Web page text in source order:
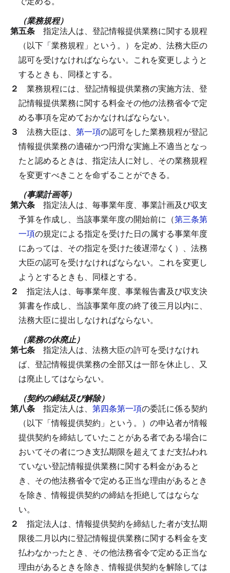
（業務規程）
第五条 指定法人は、登記情報提供業務に関する規程
（以下「業務規程」という。）を定め、法務大臣の
認可を受けなければならない。 これを変更しようと
するときも、同様とする。
２ 業務規程には、登記情報提供業務の実施方法、登
記情報提供業務に関する料金その他の法務省令で定
める事項を定めておかなければならない。
３ 法務大臣は、 第一項の認可をした業務規程が登記
情報提供業務の適確かつ円滑な実施上不適当となっ
たと認めるときは、指定法人に対し、その業務規程
を変更すべきことを命ずることができる。
（事業計画等）
第六条 指定法人は、毎事業年度、事業計画及び収支
予算を作成し、当該事業年度の開始前に（第三条第
一項の規定による指定を受けた日の属する事業年度
にあっては、その指定を受けた後遅滞なく）、法務
大臣の認可を受けなければならない。 これを変更し
ようとするときも、同様とする。
２ 指定法人は、毎事業年度、事業報告書及び収支決
算書を作成し、当該事業年度の終了後三月以内に、
法務大臣に提出しなければならない。
（業務の休廃止）
第七条 指定法人は、法務大臣の許可を受けなけれ
ば、登記情報提供業務の全部又は一部を休止し、又
は廃止してはならない。
（契約の締結及び解除）
第八条 指定法人は、 第四条第一項の委託に係る契約
（以下「情報提供契約」という。）の申込者が情報
提供契約を締結していたことがある者である場合に
おいてその者につき支払期限を超えてまだ支払われ
ていない登記情報提供業務に関する料金があると
き、その他法務省令で定める正当な理由があるとき
を除き、情報提供契約の締結を拒絶してはならな
い。
２ 指定法人は、情報提供契約を締結した者が支払期
限後二月以内に登記情報提供業務に関する料金を支
払わなかったとき、その他法務省令で定める正当な
理由があるときを除き、情報提供契約を解除しては